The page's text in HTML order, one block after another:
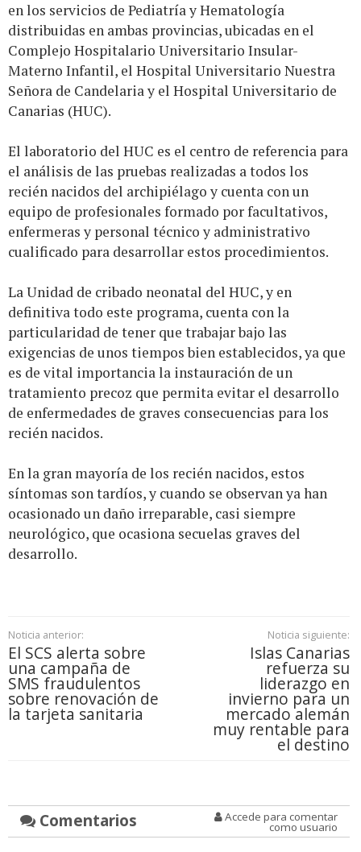
en los servicios de Pediatría y Hematología
distribuidas en ambas provincias, ubicadas en el
Complejo Hospitalario Universitario Insular-
Materno Infantil, el Hospital Universitario Nuestra
Señora de Candelaria y el Hospital Universitario de
Canarias (HUC).
El laboratorio del HUC es el centro de referencia para
el análisis de las pruebas realizadas a todos los
recién nacidos del archipiélago y cuenta con un
equipo de profesionales formado por facultativos,
enfermeras y personal técnico y administrativo
cualificado para desarrollar estos procedimientos.
La Unidad de cribado neonatal del HUC, y en
definitiva todo este programa, cuenta con la
particularidad de tener que trabajar bajo las
exigencias de unos tiempos bien establecidos, ya que
es de vital importancia la instauración de un
tratamiento precoz que permita evitar el desarrollo
de enfermedades de graves consecuencias para los
recién nacidos.
En la gran mayoría de los recién nacidos, estos
síntomas son tardíos, y cuando se observan ya han
ocasionado un daño irreparable, casi siempre
neurológico, que ocasiona secuelas graves del
desarrollo.
Noticia anterior:
El SCS alerta sobre
una campaña de
SMS fraudulentos
sobre renovación de
la tarjeta sanitaria
Noticia siguiente:
Islas Canarias
refuerza su
liderazgo en
invierno para un
mercado alemán
muy rentable para
el destino
Comentarios Accede para comentar
como usuario